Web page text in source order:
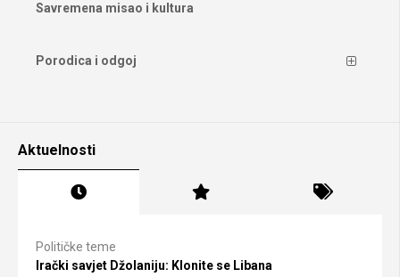
Savremena misao i kultura
Porodica i odgoj
Aktuelnosti
Političke teme
Irački savjet Džolaniju: Klonite se Libana